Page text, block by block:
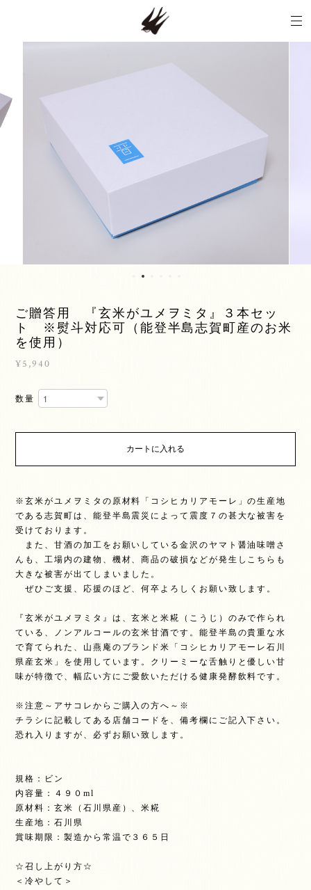
ご贈答用 『玄米がユメヲミタ』３本セッ
ト ※熨斗対応可（能登半島志賀町産のお米
を使用）
¥5,940
数量
カートに入れる
※玄米がユメヲミタの原材料「コシヒカリアモーレ」の生産地
である志賀町は、能登半島震災によって震度７の甚大な被害を
受けております。
また、甘酒の加工をお願いしている金沢のヤマト醤油味噌さ
んも、工場内の建物、機材、商品の破損などが発生しこちらも
大きな被害が出てしまいました。
ぜひご支援、応援のほど、何卒よろしくお願い致します。
『玄米がユメヲミタ』は、玄米と米糀（こうじ）のみで作られ
ている、ノンアルコールの玄米甘酒です。能登半島の貴重な水
で育てられた、山燕庵のブランド米「コシヒカリアモーレ石川
県産玄米」を使用しています。クリーミーな舌触りと優しい甘
味が特徴で、幅広い方にご愛飲いただける健康発酵飲料です。
※注意～アサコレからご購入の方へ～※
チラシに記載してある店舗コードを、備考欄にご記入下さい。
恐れ入りますが、必ずお願い致します。
規格：ビン
内容量：４９０ml
原材料：玄米（石川県産）、米糀
生産地：石川県
賞味期限：製造から常温で３６５日
☆召し上がり方☆
＜冷やして＞